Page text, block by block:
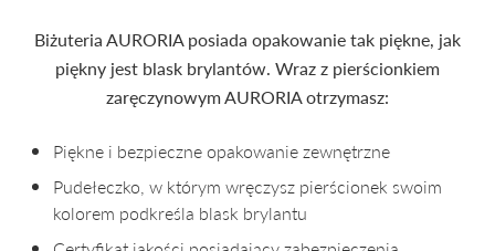
Biżuteria AURORIA posiada opakowanie tak piękne, jak
piękny jest blask brylantów. Wraz z pierścionkiem
zaręczynowym AURORIA otrzymasz:
Piękne i bezpieczne opakowanie zewnętrzne
Pudełeczko, w którym wręczysz pierścionek swoim
kolorem podkreśla blask brylantu